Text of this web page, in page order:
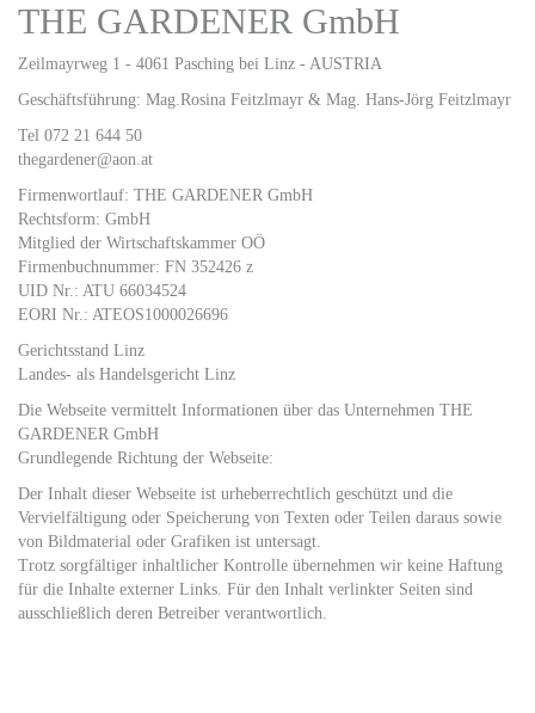
THE GARDENER GmbH
Zeilmayrweg 1 - 4061 Pasching bei Linz - AUSTRIA
Geschäftsführung: Mag.Rosina Feitzlmayr & Mag. Hans-Jörg Feitzlmayr
Tel 072 21 644 50
thegardener@aon.at
Firmenwortlauf: THE GARDENER GmbH
Rechtsform: GmbH
Mitglied der Wirtschaftskammer OÖ
Firmenbuchnummer: FN 352426 z
UID Nr.: ATU 66034524
EORI Nr.: ATEOS1000026696
Gerichtsstand Linz
Landes- als Handelsgericht Linz
Die Webseite vermittelt Informationen über das Unternehmen THE
GARDENER GmbH
Grundlegende Richtung der Webseite:
Der Inhalt dieser Webseite ist urheberrechtlich geschützt und die
Vervielfältigung oder Speicherung von Texten oder Teilen daraus sowie
von Bildmaterial oder Grafiken ist untersagt.
Trotz sorgfältiger inhaltlicher Kontrolle übernehmen wir keine Haftung
für die Inhalte externer Links. Für den Inhalt verlinkter Seiten sind
ausschließlich deren Betreiber verantwortlich.